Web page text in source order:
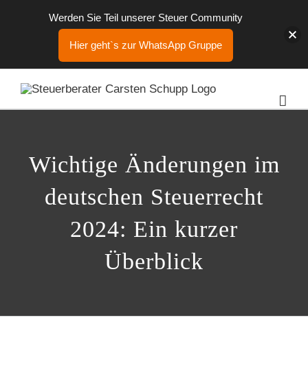
Wichtige Änderungen im
deutschen Steuerrecht
2024: Ein kurzer
Überblick
Werden Sie Teil unserer Steuer Community
Hier geht`s zur WhatsApp Gruppe